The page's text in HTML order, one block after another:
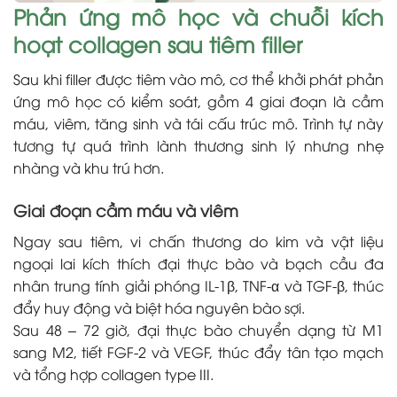
Phản ứng mô học và chuỗi kích
hoạt collagen sau tiêm filler
Sau khi filler được tiêm vào mô, cơ thể khởi phát phản
ứng mô học có kiểm soát, gồm 4 giai đoạn là cầm
máu, viêm, tăng sinh và tái cấu trúc mô. Trình tự này
tương tự quá trình lành thương sinh lý nhưng nhẹ
nhàng và khu trú hơn.
Giai đoạn cầm máu và viêm
Ngay sau tiêm, vi chấn thương do kim và vật liệu
ngoại lai kích thích đại thực bào và bạch cầu đa
nhân trung tính giải phóng IL-1β, TNF-α và TGF-β, thúc
đẩy huy động và biệt hóa nguyên bào sợi.
Sau 48 – 72 giờ, đại thực bào chuyển dạng từ M1
sang M2, tiết FGF-2 và VEGF, thúc đẩy tân tạo mạch
và tổng hợp collagen type III.